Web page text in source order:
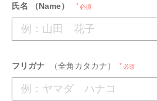
氏名 （Name） 必須
フリガナ （全角カタカナ） 必須